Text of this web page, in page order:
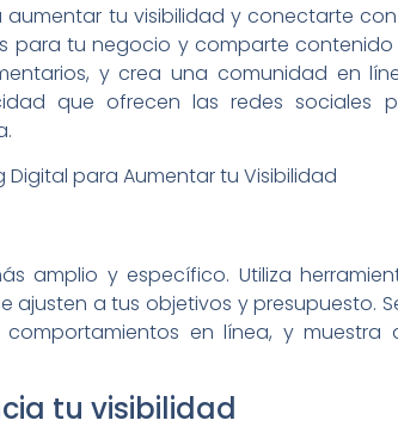
tu visibilidad y conectarte
para tu negocio y comparte
y crea una comunidad en
que ofrecen las redes sociales
amplio y específico. Utiliza
ajusten a tus objetivos y presupuesto.
en línea, y muestra
tu visibilidad